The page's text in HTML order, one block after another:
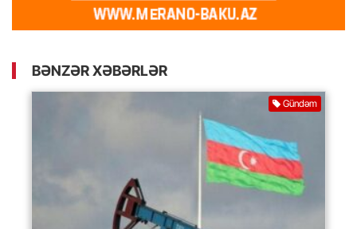
BƏNZƏR XƏBƏRLƏR
Gündəm